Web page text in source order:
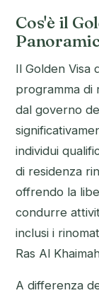
Cos'è il
Il Golden Visa
programma di
dal governo
individui
di residenza
offrendo la
condurre
inclusi i
Ras Al
A differenza